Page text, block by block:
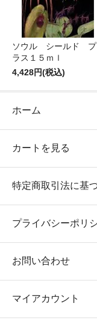
ソウル シールド プ
ラス１５ｍｌ
4,428円(税込)
ホーム
カートを見る
特定商取引法に基
プライバシーポリ
お問い合わせ
マイアカウント